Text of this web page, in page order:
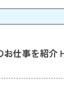
お仕事を紹介